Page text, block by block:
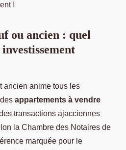
!
ou ancien : quel
ancien anime tous les
appartements à vendre
transactions ajacciennes
la Chambre des Notaires de
marquée pour le